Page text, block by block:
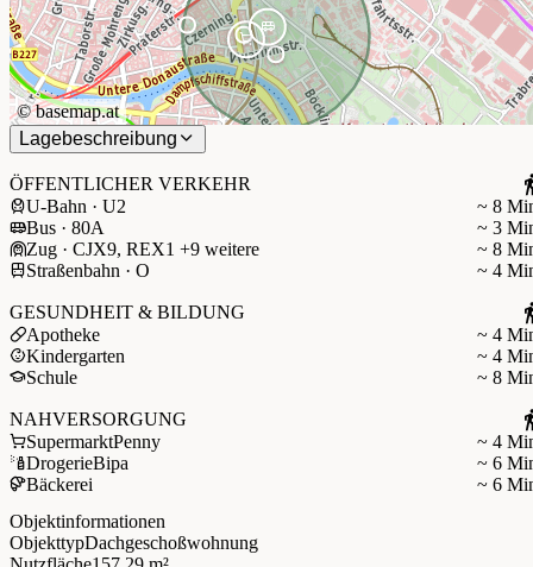
©basemap.at
Lagebeschreibung
ÖFFENTLICHER VERKEHR
U-Bahn · U2
~ 8
Bus · 80A
~ 3
Zug · CJX9, REX1 +9 weitere
~ 8
Straßenbahn · O
~ 4
GESUNDHEIT & BILDUNG
Apotheke
~ 4
Kindergarten
~ 4
Schule
~ 8
NAHVERSORGUNG
SupermarktPenny
~ 4
DrogerieBipa
~ 6
Bäckerei
~ 6
Objektinformationen
ObjekttypDachgeschoßwohnung